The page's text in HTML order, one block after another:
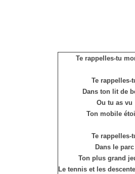
Te rappelles-tu
Te rappelles-
Dans ton lit de
Ou tu as vu
Ton mobile
Te rappelles-
Dans le parc
Ton plus grand
Le tennis et les